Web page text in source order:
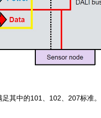
其中的101、102、207标准。